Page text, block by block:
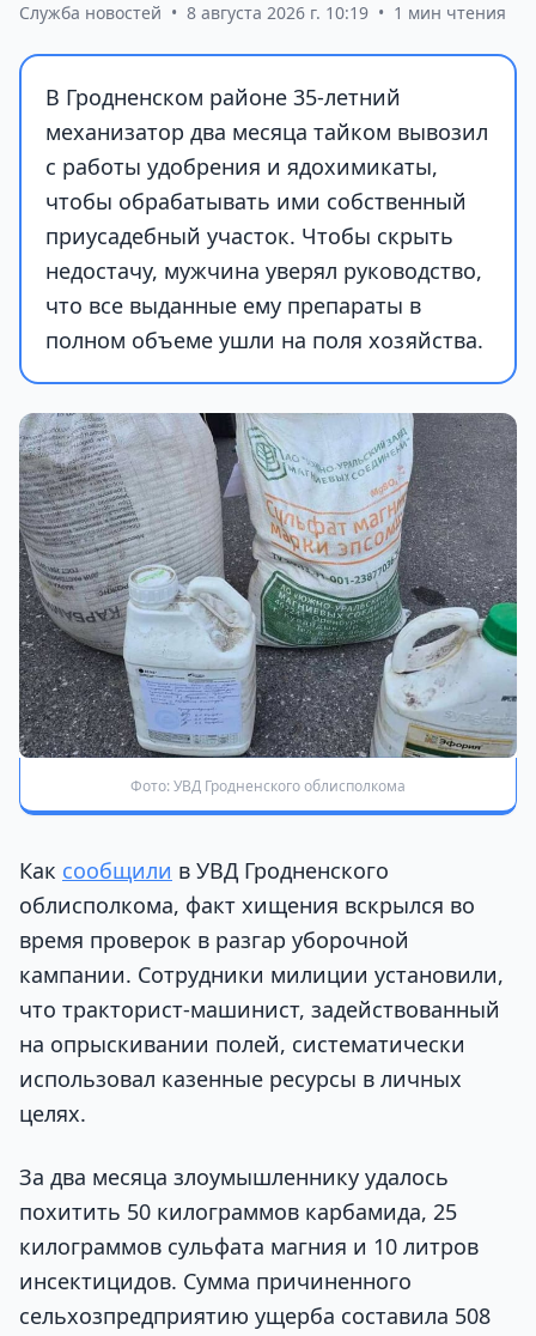
Служба новостей • 8 августа 2026 г. 10:19 • 1 мин чтения
В Гродненском районе 35-летний
механизатор два месяца тайком вывозил
с работы удобрения и ядохимикаты,
чтобы обрабатывать ими собственный
приусадебный участок. Чтобы скрыть
недостачу, мужчина уверял руководство,
что все выданные ему препараты в
полном объеме ушли на поля хозяйства.
Фото: УВД Гродненского облисполкома
Как сообщили в УВД Гродненского
облисполкома, факт хищения вскрылся во
время проверок в разгар уборочной
кампании. Сотрудники милиции установили,
что тракторист-машинист, задействованный
на опрыскивании полей, систематически
использовал казенные ресурсы в личных
целях.
За два месяца злоумышленнику удалось
похитить 50 килограммов карбамида, 25
килограммов сульфата магния и 10 литров
инсектицидов. Сумма причиненного
сельхозпредприятию ущерба составила 508